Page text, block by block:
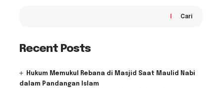
Cari
Recent Posts
Hukum Memukul Rebana di Masjid Saat Maulid Nabi
dalam Pandangan Islam